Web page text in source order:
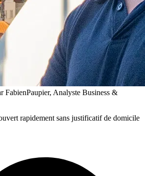
FabienPaupier, Analyste Business &
rapidement sans justificatif de domicile